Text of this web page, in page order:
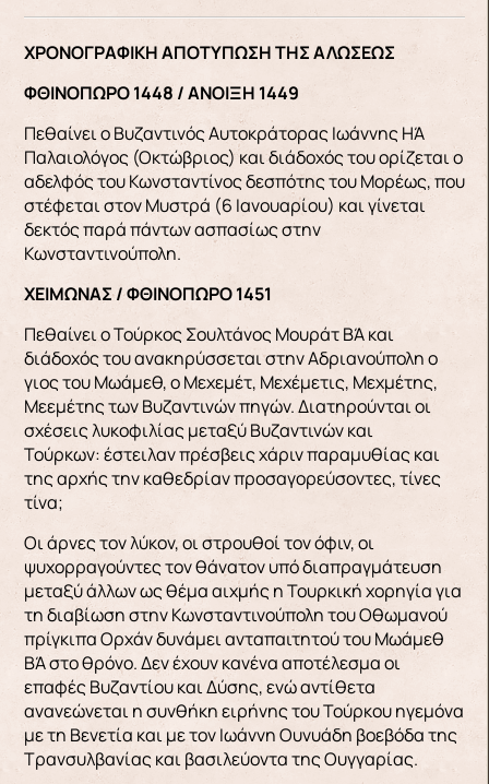
ΧΡΟΝΟΓΡΑΦΙΚΗ ΑΠΟΤΥΠΩΣΗ ΤΗΣ ΑΛΩΣΕΩΣ
ΦΘΙΝΟΠΩΡΟ 1448 / ΑΝΟΙΞΗ 1449
Πεθαίνει ο Βυζαντινός Αυτοκράτορας Ιωάννης ΗΆ
Παλαιολόγος (Οκτώβριος) και διάδοχός του ορίζεται ο
αδελφός του Κωνσταντίνος δεσπότης του Μορέως, που
στέφεται στον Μυστρά (6 Ιανουαρίου) και γίνεται
δεκτός παρά πάντων ασπασίως στην
Κωνσταντινούπολη.
ΧΕΙΜΩΝΑΣ / ΦΘΙΝΟΠΩΡΟ 1451
Πεθαίνει ο Τούρκος Σουλτάνος Μουράτ ΒΆ και
διάδοχός του ανακηρύσσεται στην Αδριανούπολη ο
γιος του Μωάμεθ, ο Μεχεμέτ, Μεχέμετις, Μεχμέτης,
Μεεμέτης των Βυζαντινών πηγών. Διατηρούνται οι
σχέσεις λυκοφιλίας μεταξύ Βυζαντινών και
Τούρκων: έστειλαν πρέσβεις χάριν παραμυθίας και
της αρχής την καθεδρίαν προσαγορεύσοντες, τίνες
τίνα;
Οι άρνες τον λύκον, οι στρουθοί τον όφιν, οι
ψυχορραγούντες τον θάνατον υπό διαπραγμάτευση
μεταξύ άλλων ως θέμα αιχμής η Τουρκική χορηγία για
τη διαβίωση στην Κωνσταντινούπολη του Οθωμανού
πρίγκιπα Ορχάν δυνάμει ανταπαιτητού του Μωάμεθ
ΒΆ στο θρόνο. Δεν έχουν κανένα αποτέλεσμα οι
επαφές Βυζαντίου και Δύσης, ενώ αντίθετα
ανανεώνεται η συνθήκη ειρήνης του Τούρκου ηγεμόνα
με τη Βενετία και με τον Ιωάννη Ουνυάδη βοεβόδα της
Τρανσυλβανίας και βασιλεύοντα της Ουγγαρίας.